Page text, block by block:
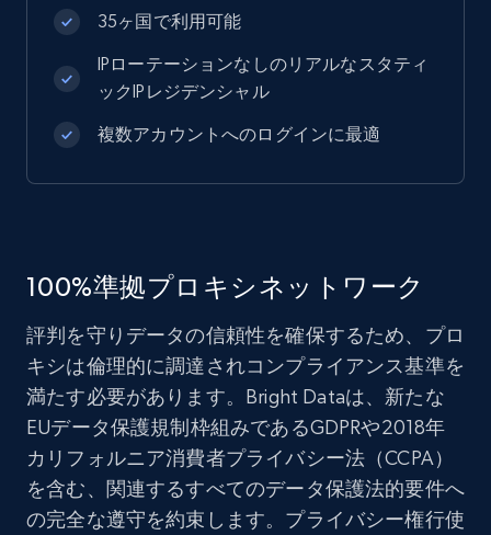
35ヶ国で利用可能
IPローテーションなしのリアルなスタティ
ックIPレジデンシャル
複数アカウントへのログインに最適
100%準拠プロキシネットワーク
評判を守りデータの信頼性を確保するため、プロ
キシは倫理的に調達されコンプライアンス基準を
満たす必要があります。Bright Dataは、新たな
EUデータ保護規制枠組みであるGDPRや2018年
カリフォルニア消費者プライバシー法（CCPA）
を含む、関連するすべてのデータ保護法的要件へ
の完全な遵守を約束します。プライバシー権行使